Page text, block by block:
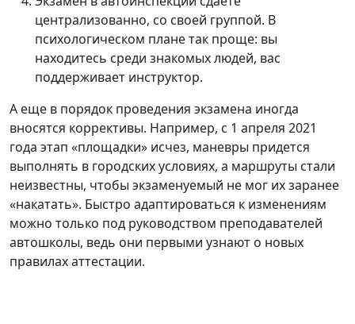
централизованно, со своей группой. В
психологическом плане так проще: вы
находитесь среди знакомых людей, вас
поддерживает инструктор.
А еще в порядок проведения экзамена иногда
вносятся коррективы. Например, с 1 апреля 2021
года этап «площадки» исчез, маневры придется
выполнять в городских условиях, а маршруты стали
неизвестны, чтобы экзаменуемый не мог их заранее
«накатать». Быстро адаптироваться к изменениям
можно только под руководством преподавателей
автошколы, ведь они первыми узнают о новых
правилах аттестации.